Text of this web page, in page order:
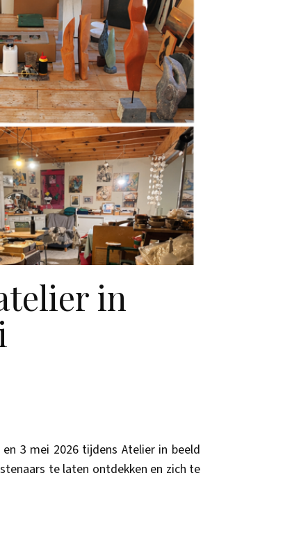
in
3 mei 2026 tijdens Atelier in beeld
te laten ontdekken en zich te